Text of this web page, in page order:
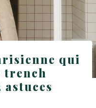
qui
trench